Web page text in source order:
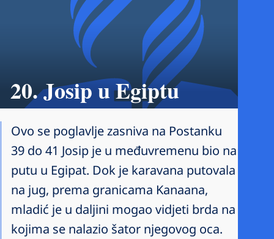
20. Josip u Egiptu
Ovo se poglavlje zasniva na Postanku
39 do 41 Josip je u međuvremenu bio na
putu u Egipat. Dok je karavana putovala
na jug, prema granicama Kanaana,
mladić je u daljini mogao vidjeti brda na
kojima se nalazio šator njegovog oca.